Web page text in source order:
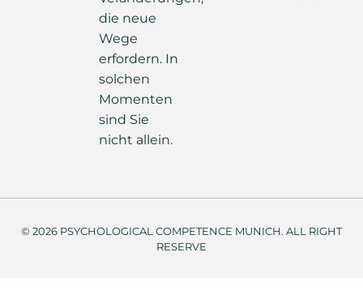
die neue
Wege
erfordern. In
solchen
Momenten
sind Sie
nicht allein.
© 2026 PSYCHOLOGICAL COMPETENCE MUNICH. ALL RIGHT
RESERVE